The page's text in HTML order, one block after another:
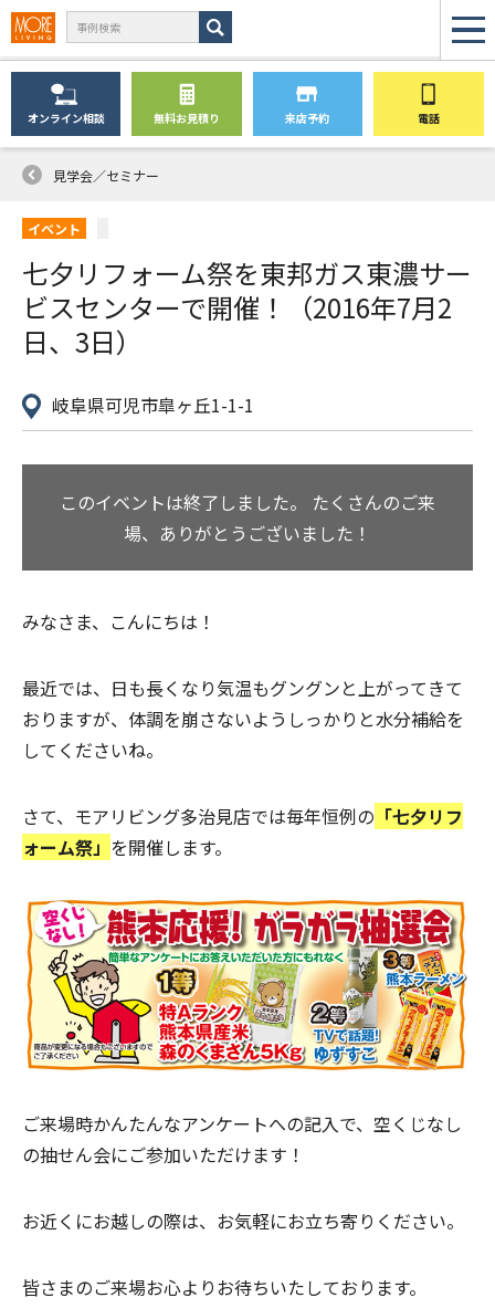
オンライン相談 無料お見積り 来店予約 電話
見学会／セミナー
イベント
七夕リフォーム祭を東邦ガス東濃サー
ビスセンターで開催！（2016年7月2
日、3日）
岐阜県可児市皐ヶ丘1-1-1
このイベントは終了しました。 たくさんのご来
場、ありがとうございました！
みなさま、こんにちは！
最近では、日も長くなり気温もグングンと上がってきて
おりますが、体調を崩さないようしっかりと水分補給を
してくださいね。
さて、 モアリビング多治見店では毎年恒例の 「七夕リフ
ォーム祭」 を開催します。
ご来場時かんたんなアンケートへの記入で、空くじなし
の抽せん会にご参加いただけます！
お近くにお越しの際は、お気軽にお立ち寄りください。
皆さまのご来場お心よりお待ちいたしております。